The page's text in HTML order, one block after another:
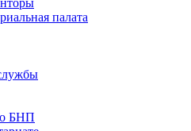
палата
БНП